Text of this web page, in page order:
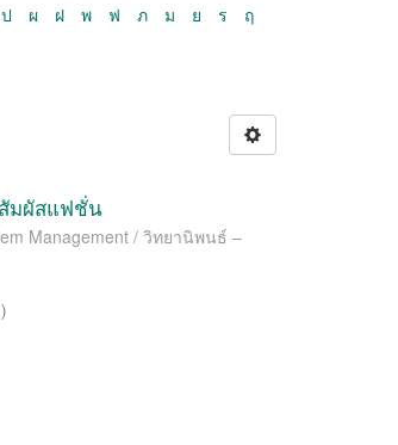
ป ผ ฝ พ ฟ ภ ม ย ร
ฤ
มผัสแฟชั่น
Management / วิทยานิพนธ์ –
)